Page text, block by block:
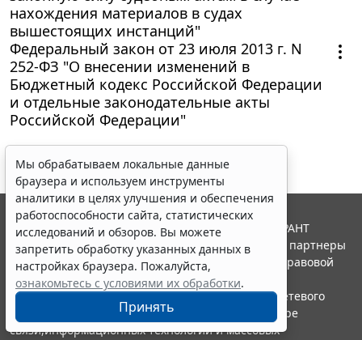
нахождения материалов в судах
вышестоящих инстанций"
Федеральный закон от 23 июля 2013 г. N
252-ФЗ "О внесении изменений в
Бюджетный кодекс Российской Федерации
и отдельные законодательные акты
Российской Федерации"
Мы обрабатываем локальные данные
браузера и используем инструменты
аналитики в целях улучшения и обеспечения
работоспособности сайта, статистических
исследований и обзоров. Вы можете
запретить обработку указанных данных в
настройках браузера. Пожалуйста,
ознакомьтесь с условиями их обработки.
Принять
© ООО "НПП "ГАРАНТ-СЕРВИС", 2026. Система ГАРАНТ
выпускается с 1990 года. Компания "Гарант" и ее партнеры
являются участниками Российской ассоциации правовой
информации ГАРАНТ.
Портал ГАРАНТ.РУ зарегистрирован в качестве сетевого
издания Федеральной службой по надзору в сфере
связи,информационных технологий и массовых